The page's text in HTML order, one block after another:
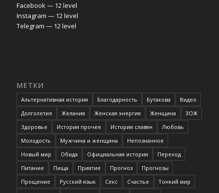
Facebook — 12 level
Instagram — 12 level
Telegram — 12 level
МЕТКИ
Альтернативная история Благодарность Бутакова
Видео
Долголетие
Желания Женская энергия Женщина
ЗОЖ
Здоровье
История прочее История славян
Любовь
Молодость
Мужчина и женщина
Непознанное
Новый мир
Обида Официальная история
Переход
Питание
Пища Приятие Прогноз
Прогнозы
Прощение
Русский язык Секс Счастье
Тонкий мир